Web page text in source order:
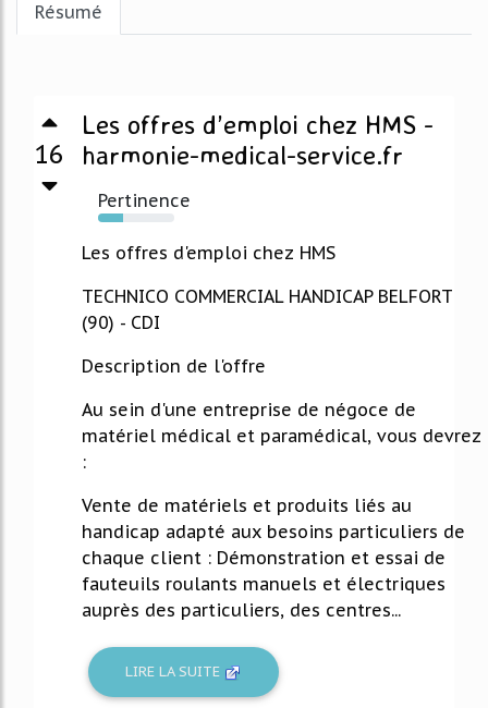
Résumé
16
Les offres d’emploi chez HMS -
harmonie-medical-service.fr
Pertinence
33%
Les offres d'emploi chez HMS
TECHNICO COMMERCIAL HANDICAP BELFORT
(90) - CDI
Description de l'offre
Au sein d'une entreprise de négoce de
matériel médical et paramédical, vous devrez
:
Vente de matériels et produits liés au
handicap adapté aux besoins particuliers de
chaque client : Démonstration et essai de
fauteuils roulants manuels et électriques
auprès des particuliers, des centres...
LIRE LA SUITE